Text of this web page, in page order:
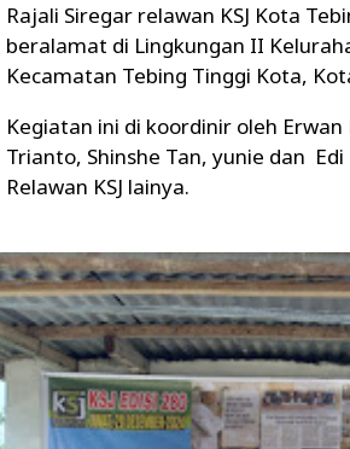
Rajali Siregar relawan KSJ Kota
beralamat di Lingkungan II
Kecamatan Tebing Tinggi Kota,
Kegiatan ini di koordinir oleh
Trianto, Shinshe Tan, yunie dan
Relawan KSJ lainya.